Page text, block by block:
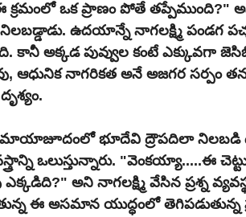
ఒక ప్రాణం పోతే తప్పేముంది?"
ఉదయాన్నే నాగలక్ష్మి పండగ
కానీ అక్కడ పువ్వుల కంటే ఎక్కువగా
ఆధునిక నాగరికత అనే అజగర సర్పం
మాయాజూదంలో భూదేవి ద్రౌపదిలా నిలబడి
ఒలుస్తున్నారు. "వెంకయ్యా.....ఈ
అని నాగలక్ష్మి వేసిన ప్రశ్న
ఈ అసమాన యుద్ధంలో